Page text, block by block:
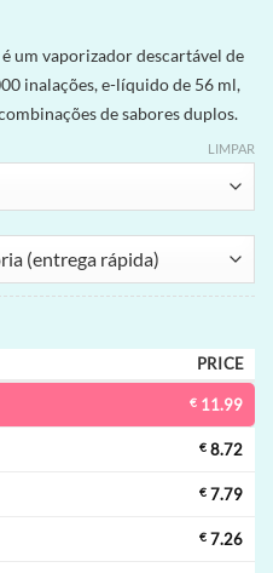
um vaporizador descartável de
inalações, e-líquido de 56 ml,
de sabores duplos.
LIMPAR
PRICE
€ 11.99
€ 8.72
€ 7.79
€ 7.26